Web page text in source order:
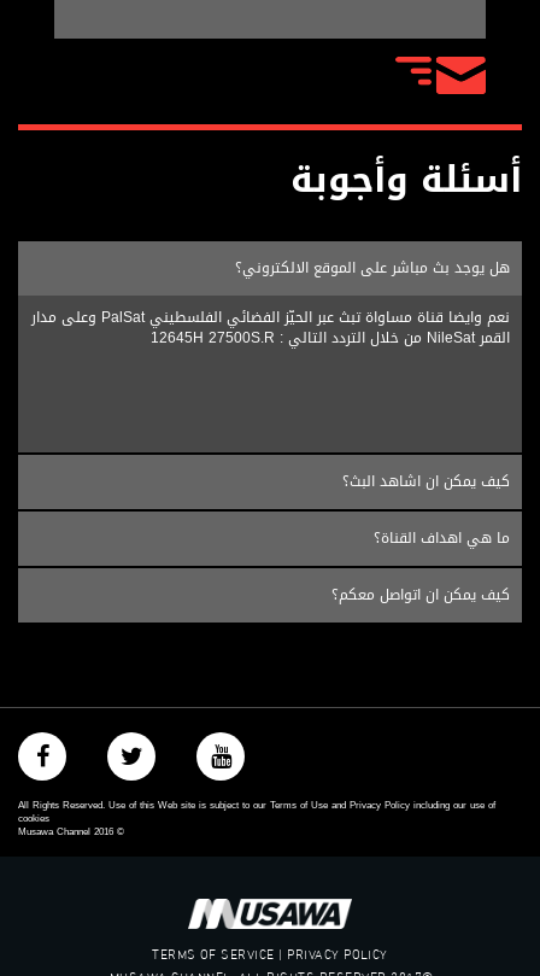
أسئلة وأجوبة
هل يوجد بث مباشر على الموقع الالكتروني؟
نعم وايضا قناة مساواة تبث عبر الحيّز الفضائي الفلسطيني PalSat وعلى مدار
القمر NileSat من خلال التردد التالي : 12645H 27500S.R
كيف يمكن ان اشاهد البث؟
ما هي اهداف القناة؟
كيف يمكن ان اتواصل معكم؟
All Rights Reserved. Use of this Web site is subject to our Terms of Use and Privacy Policy including our use of
cookies
©
2016
TERMS OF SERVICE | PRIVACY POLICY